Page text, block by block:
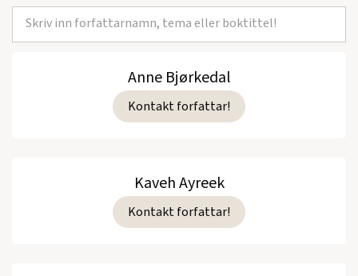
Anne Bjørkedal
Kontakt forfattar!
Kaveh Ayreek
Kontakt forfattar!